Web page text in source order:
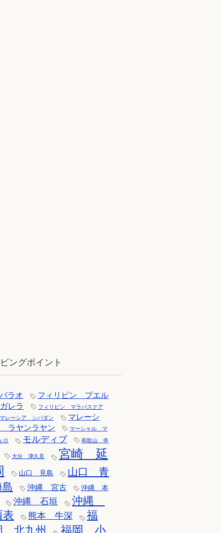
ングポイント
パラオ
フィリピン プエル
ガレラ
フィリピン マラパスクア
マレーシア シパダン
マレーシ
ラヤンラヤン
マーシャル マ
ロ
モルディブ 和歌山 串
大分 津久見
宮崎 延
山口 見島
山口 青
沖縄 宮古
沖縄 本
沖縄 石垣
沖縄
表
熊本 牛深
福
北九州
福岡 小